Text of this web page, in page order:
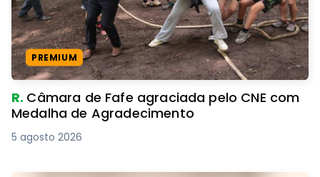
PREMIUM
R. Câmara de Fafe agraciada pelo CNE com
Medalha de Agradecimento
5 agosto 2026